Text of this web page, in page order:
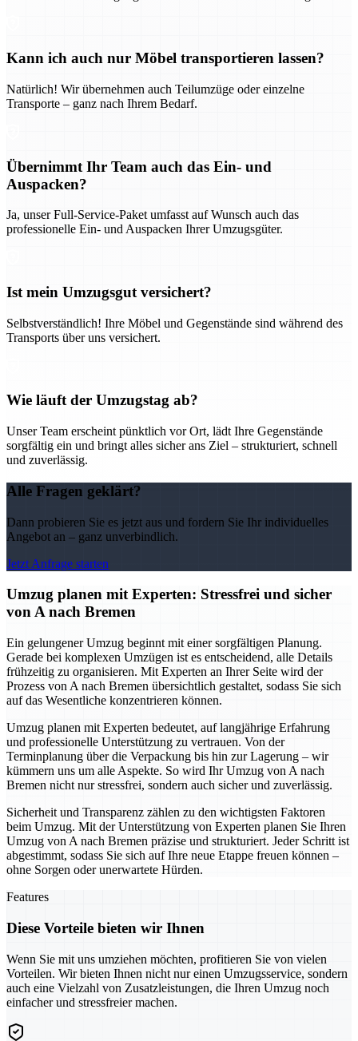
Kann ich auch nur Möbel transportieren lassen?
Natürlich! Wir übernehmen auch Teilumzüge oder einzelne
Transporte – ganz nach Ihrem Bedarf.
Übernimmt Ihr Team auch das Ein- und
Auspacken?
Ja, unser Full-Service-Paket umfasst auf Wunsch auch das
professionelle Ein- und Auspacken Ihrer Umzugsgüter.
Ist mein Umzugsgut versichert?
Selbstverständlich! Ihre Möbel und Gegenstände sind während des
Transports über uns versichert.
Wie läuft der Umzugstag ab?
Unser Team erscheint pünktlich vor Ort, lädt Ihre Gegenstände
sorgfältig ein und bringt alles sicher ans Ziel – strukturiert, schnell
und zuverlässig.
Alle Fragen geklärt?
Dann probieren Sie es jetzt aus und fordern Sie Ihr individuelles
Angebot an – ganz unverbindlich.
Jetzt Anfrage starten
Umzug planen mit Experten: Stressfrei und sicher
von A nach Bremen
Ein gelungener Umzug beginnt mit einer sorgfältigen Planung.
Gerade bei komplexen Umzügen ist es entscheidend, alle Details
frühzeitig zu organisieren. Mit Experten an Ihrer Seite wird der
Prozess von A nach Bremen übersichtlich gestaltet, sodass Sie sich
auf das Wesentliche konzentrieren können.
Umzug planen mit Experten bedeutet, auf langjährige Erfahrung
und professionelle Unterstützung zu vertrauen. Von der
Terminplanung über die Verpackung bis hin zur Lagerung – wir
kümmern uns um alle Aspekte. So wird Ihr Umzug von A nach
Bremen nicht nur stressfrei, sondern auch sicher und zuverlässig.
Sicherheit und Transparenz zählen zu den wichtigsten Faktoren
beim Umzug. Mit der Unterstützung von Experten planen Sie Ihren
Umzug von A nach Bremen präzise und strukturiert. Jeder Schritt ist
abgestimmt, sodass Sie sich auf Ihre neue Etappe freuen können –
ohne Sorgen oder unerwartete Hürden.
Features
Diese Vorteile bieten wir Ihnen
Wenn Sie mit uns umziehen möchten, profitieren Sie von vielen
Vorteilen. Wir bieten Ihnen nicht nur einen Umzugsservice, sondern
auch eine Vielzahl von Zusatzleistungen, die Ihren Umzug noch
einfacher und stressfreier machen.